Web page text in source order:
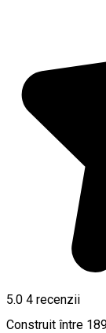
5.0 4 recenzii
Construit între